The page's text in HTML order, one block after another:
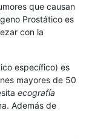
que causan
Prostático es
con la
específico) es
mayores de 50
ecografía
Además de